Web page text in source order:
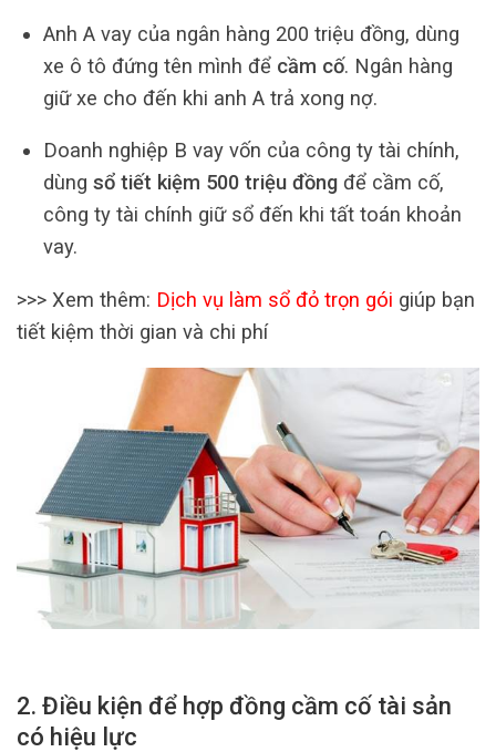
Anh A vay của ngân hàng 200 triệu đồng, dùng
xe ô tô đứng tên mình để cầm cố. Ngân hàng
giữ xe cho đến khi anh A trả xong nợ.
Doanh nghiệp B vay vốn của công ty tài chính,
dùng sổ tiết kiệm 500 triệu đồngđể cầm cố,
công ty tài chính giữ sổ đến khi tất toán khoản
vay.
>>> Xem thêm: Dịch vụ làm sổ đỏ trọn gói giúp bạn
tiết kiệm thời gian và chi phí
2. Điều kiện để hợp đồng cầm cố tài sản
có hiệu lực